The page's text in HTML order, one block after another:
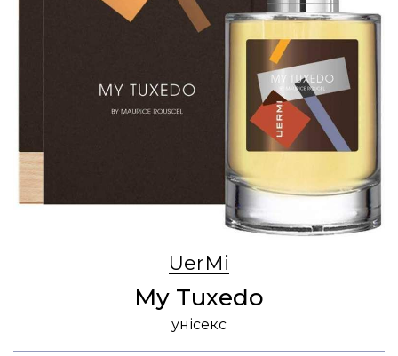
UerMi
My Tuxedo
унісекс